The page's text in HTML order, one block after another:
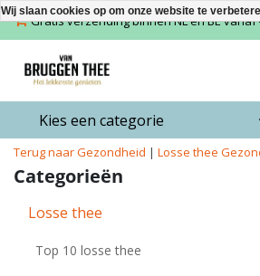
Gratis verzending binnen NL en BE vanaf
Kies een categorie
Terug naar Gezondheid | Losse thee
Categorieën
Losse thee
Top 10 losse thee
Wij slaan cookies op om onze website te